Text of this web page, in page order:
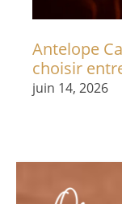
Antelope
choisir
juin 14, 2026